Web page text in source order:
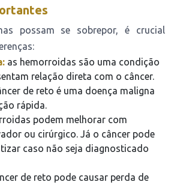
possam se sobrepor, é crucial
as hemorroidas são uma condição
relação direta com o câncer.
de reto é uma doença maligna
rápida.
podem melhorar com
ou cirúrgico. Já o câncer pode
caso não seja diagnosticado
de reto pode causar perda de